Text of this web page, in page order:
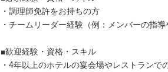
・調理師免許をお持ちの方
・チームリーダー経験（例：メンバーの指導
■歓迎経験・資格・スキル
・4年以上のホテルの宴会場やレストランで